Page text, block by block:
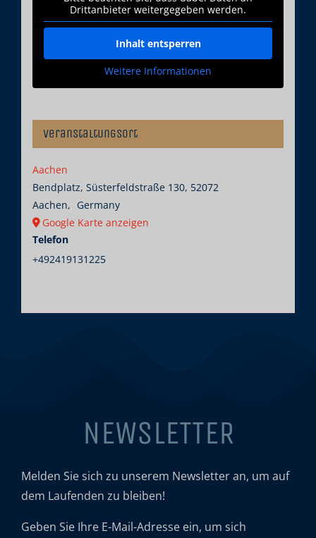
Veranstaltungsort
Aachen
Bendplatz, Süsterfeldstraße 130, 52072
Aachen, Germany
Google Karte anzeigen
Telefon
+492419131225
Drittanbieter weitergegeben werden.
Inhalt entsperren
Weitere Informationen
NEWSLETTER
Melden Sie sich zu unserem Newsletter an, um auf
dem Laufenden zu bleiben!
Geben Sie Ihre E-Mail-Adresse ein, um sich